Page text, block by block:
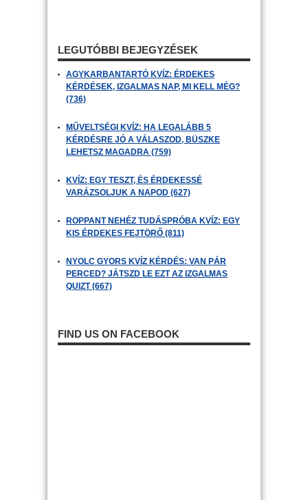
LEGUTÓBBI BEJEGYZÉSEK
AGYKARBANTARTÓ KVÍZ: ÉRDEKES
KÉRDÉSEK, IZGALMAS NAP, MI KELL MÉG?
(736)
MŰVELTSÉGI KVÍZ: HA LEGALÁBB 5
KÉRDÉSRE JÓ A VÁLASZOD, BÜSZKE
LEHETSZ MAGADRA (759)
KVÍZ: EGY TESZT, ÉS ÉRDEKESSÉ
VARÁZSOLJUK A NAPOD (627)
ROPPANT NEHÉZ TUDÁSPRÓBA KVÍZ: EGY
KIS ÉRDEKES FEJTÖRŐ (811)
NYOLC GYORS KVÍZ KÉRDÉS: VAN PÁR
PERCED? JÁTSZD LE EZT AZ IZGALMAS
QUIZT (667)
FIND US ON FACEBOOK